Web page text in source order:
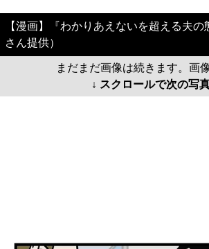
【漫画】『わかりあえないを超える夫
さん提供）
まだまだ画像は続きます。画
↓ スクロールで次の写